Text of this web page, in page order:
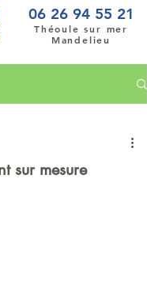
06 26 94 55 21
Théoule sur mer
Mandelieu
sur mesure